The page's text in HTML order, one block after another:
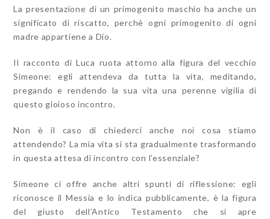
La presentazione di un primogenito maschio ha anche un
significato di riscatto, perchè ogni primogenito di ogni
madre appartiene a Dio.
Il racconto di Luca ruota attorno alla figura del vecchio
Simeone: egli attendeva da tutta la vita, meditando,
pregando e rendendo la sua vita una perenne vigilia di
questo gioioso incontro.
Non è il caso di chiederci anche noi cosa stiamo
attendendo? La mia vita si sta gradualmente trasformando
in questa attesa di incontro con l’essenziale?
Simeone ci offre anche altri spunti di riflessione: egli
riconosce il Messia e lo indica pubblicamente, è la figura
del giusto dell’Antico Testamento che si apre